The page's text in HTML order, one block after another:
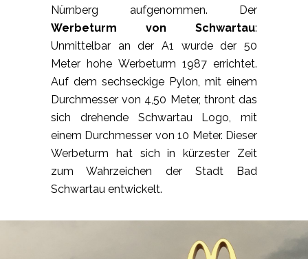
Nürnberg aufgenommen. Der
Werbeturm von Schwartau:
Unmittelbar an der A1 wurde der 50
Meter hohe Werbeturm 1987 errichtet.
Auf dem sechseckige Pylon, mit einem
Durchmesser von 4,50 Meter, thront das
sich drehende Schwartau Logo, mit
einem Durchmesser von 10 Meter. Dieser
Werbeturm hat sich in kürzester Zeit
zum Wahrzeichen der Stadt Bad
Schwartau entwickelt.